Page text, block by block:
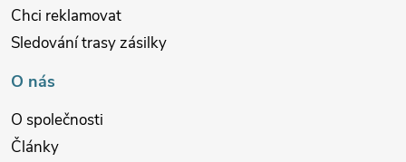
Chci reklamovat
Sledování trasy zásilky
O nás
O společnosti
Články